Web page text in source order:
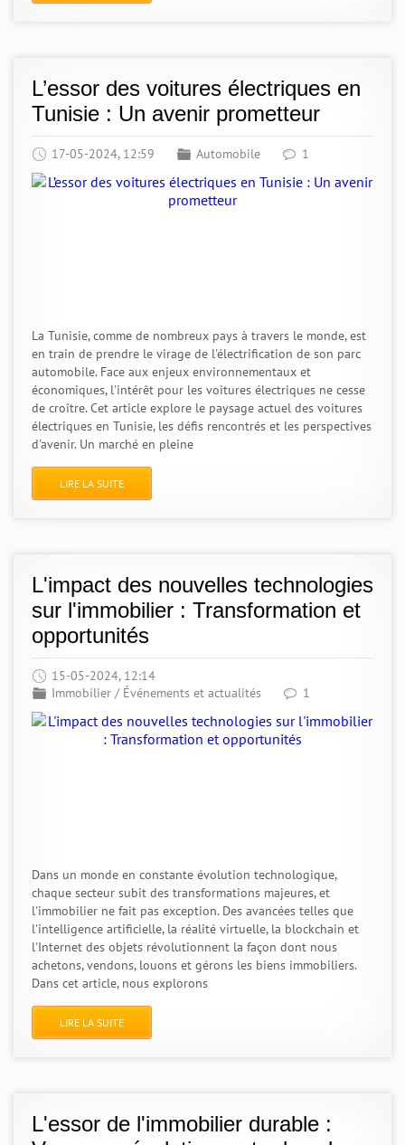
L’essor des voitures électriques en
Tunisie : Un avenir prometteur
17-05-2024, 12:59 Automobile 1
La Tunisie, comme de nombreux pays à travers le monde, est
en train de prendre le virage de l'électrification de son parc
automobile. Face aux enjeux environnementaux et
économiques, l'intérêt pour les voitures électriques ne cesse
de croître. Cet article explore le paysage actuel des voitures
électriques en Tunisie, les défis rencontrés et les perspectives
d'avenir. Un marché en pleine
LIRE LA SUITE
L'impact des nouvelles technologies
sur l'immobilier : Transformation et
opportunités
15-05-2024, 12:14
Immobilier / Événements et actualités 1
Dans un monde en constante évolution technologique,
chaque secteur subit des transformations majeures, et
l'immobilier ne fait pas exception. Des avancées telles que
l'intelligence artificielle, la réalité virtuelle, la blockchain et
l'Internet des objets révolutionnent la façon dont nous
achetons, vendons, louons et gérons les biens immobiliers.
Dans cet article, nous explorons
LIRE LA SUITE
L'essor de l'immobilier durable :